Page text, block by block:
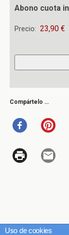
Abono cuota
Precio:
Compártelo …
Uso de cookies